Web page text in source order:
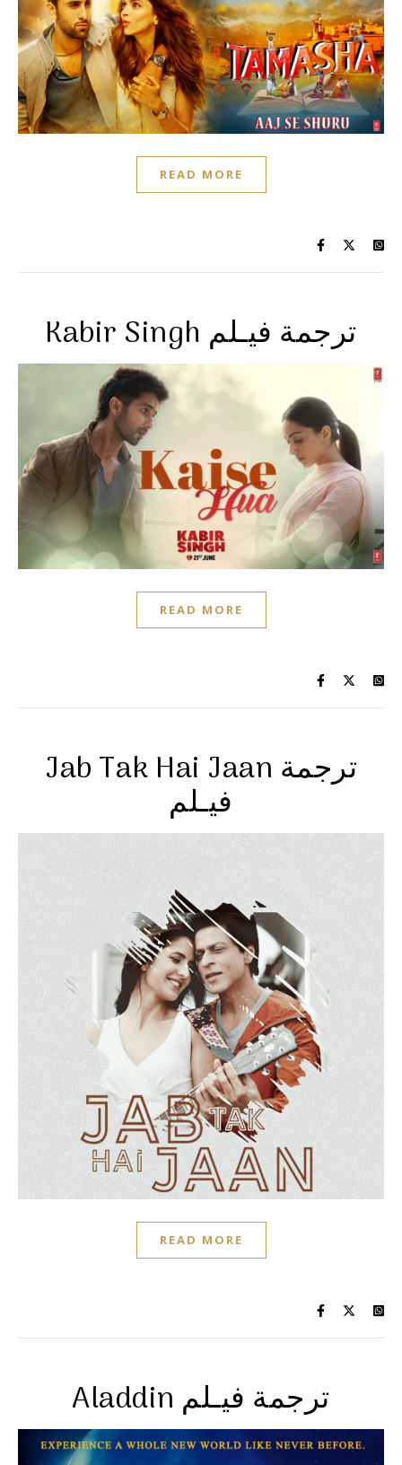
READ MORE
Kabir Singh ترجمة فيـلم
READ MORE
Jab Tak Hai Jaan ترجمة
فيـلم
READ MORE
Aladdin ترجمة فيـلم